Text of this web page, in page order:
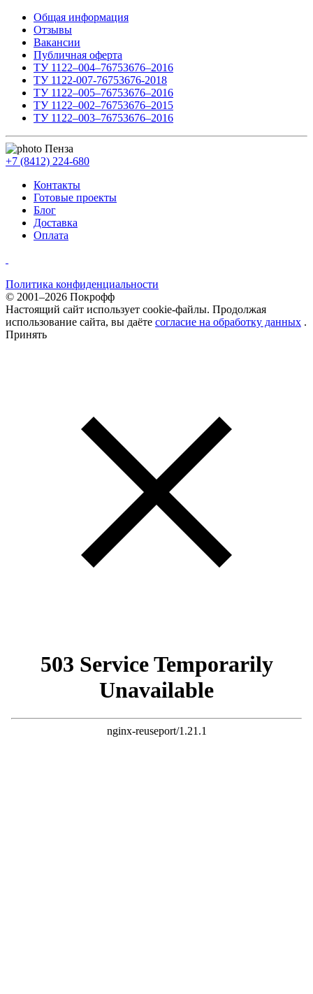
Общая информация
Отзывы
Вакансии
Публичная оферта
ТУ 1122–004–76753676–2016
ТУ 1122-007-76753676-2018
ТУ 1122–005–76753676–2016
ТУ 1122–002–76753676–2015
ТУ 1122–003–76753676–2016
Пенза
+7 (8412) 224-680
Контакты
Готовые проекты
Блог
Доставка
Оплата
Политика конфиденциальности
© 2001–2026 Покрофф
Настоящий сайт использует cookie-файлы. Продолжая
использование сайта, вы даёте согласие на обработку данных .
Принять